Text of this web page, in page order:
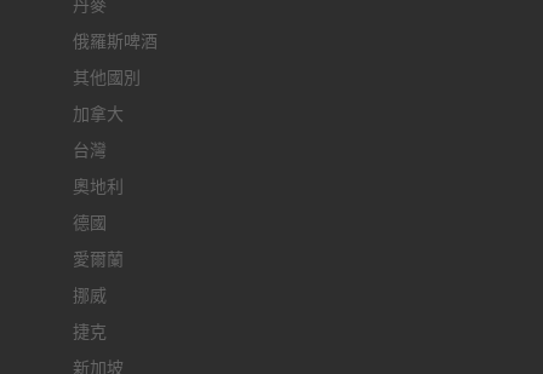
丹麥
俄羅斯啤酒
其他國別
加拿大
台灣
奧地利
德國
愛爾蘭
挪威
捷克
新加坡